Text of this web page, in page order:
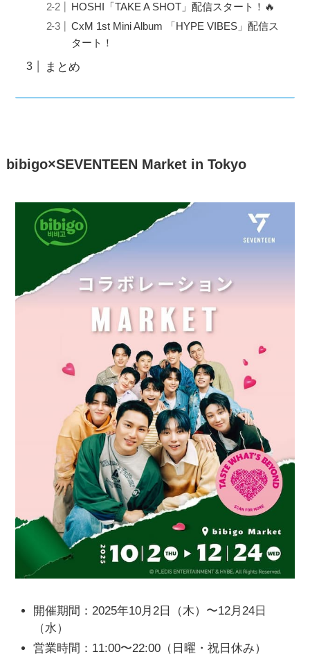
HOSHI「TAKE A SHOT」配信スタート！🔥
CxM 1st Mini Album 「HYPE VIBES」配信ス
タート！
まとめ
bibigo×SEVENTEEN Market in Tokyo
開催期間：2025年10月2日（木）〜12月24日
（水）
営業時間：11:00〜22:00（日曜・祝日休み）